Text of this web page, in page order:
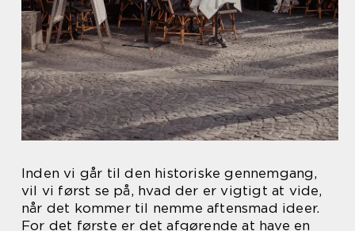
Inden vi går til den historiske gennemgang,
vil vi først se på, hvad der er vigtigt at vide,
når det kommer til nemme aftensmad ideer.
For det første er det afgørende at have en